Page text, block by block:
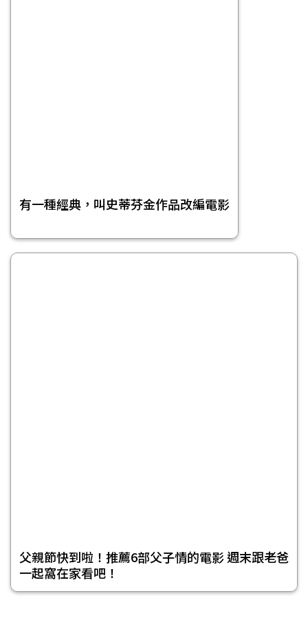
有一種經典，叫史蒂芬金作品改編電影
父親節快到啦！推薦6部父子情的電影 週末跟老爸
一起窩在家看吧！